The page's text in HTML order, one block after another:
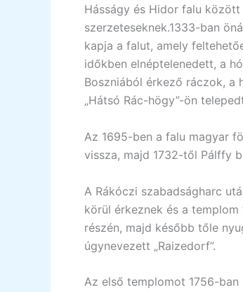
Hásságy és Hidor falu
szerzeteseknek.1333-ban
kapja a falut, amely
időkben elnéptelenedett, a
Boszniából érkező ráczok, a
„Hátsó Rác-högy”-ön
Az 1695-ben a falu magyar
vissza, majd 1732-től Pálffy
A Rákóczi szabadságharc
körül érkeznek és a
részén, majd később tőle
úgynevezett „Raizedorf”.
Az első templomot 1756-